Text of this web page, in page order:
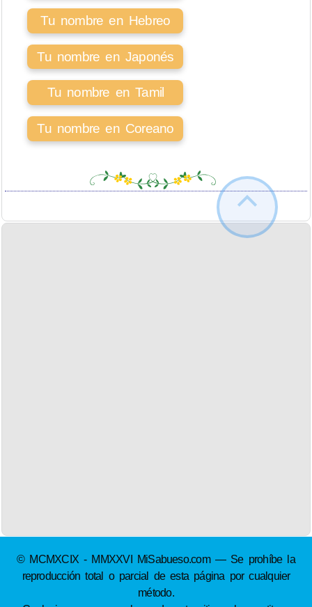
Tu nombre en Hebreo
Tu nombre en Japonés
Tu nombre en Tamil
Tu nombre en Coreano
© MCMXCIX - MMXXVI MiSabueso.com — Se prohíbe la
reproducción total o parcial de esta página por cualquier
método.